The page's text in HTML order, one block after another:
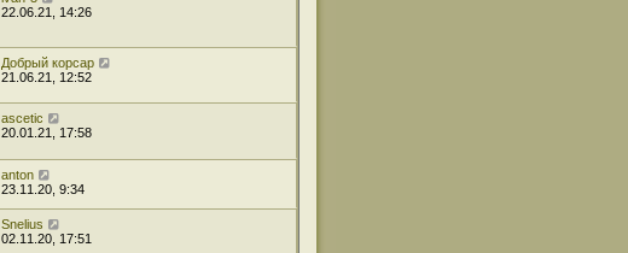
22.06.21, 14:26
Добрый корсар
21.06.21, 12:52
ascetic
20.01.21, 17:58
anton
23.11.20, 9:34
Snelius
02.11.20, 17:51